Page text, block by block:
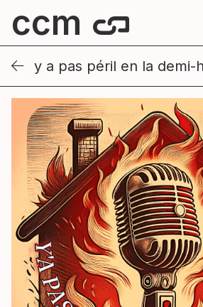
ccm
y a pas péril en la demi-